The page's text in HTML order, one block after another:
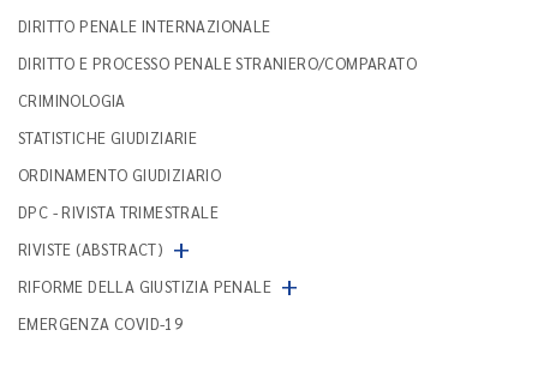
DIRITTO PENALE INTERNAZIONALE
DIRITTO E PROCESSO PENALE STRANIERO/COMPARATO
CRIMINOLOGIA
STATISTICHE GIUDIZIARIE
ORDINAMENTO GIUDIZIARIO
DPC - RIVISTA TRIMESTRALE
RIVISTE (ABSTRACT) +
RIFORME DELLA GIUSTIZIA PENALE +
EMERGENZA COVID-19